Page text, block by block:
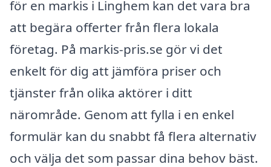
för en markis i Linghem kan det vara bra
att begära offerter från flera lokala
företag. På markis-pris.se gör vi det
enkelt för dig att jämföra priser och
tjänster från olika aktörer i ditt
närområde. Genom att fylla i en enkel
formulär kan du snabbt få flera alternativ
och välja det som passar dina behov bäst.